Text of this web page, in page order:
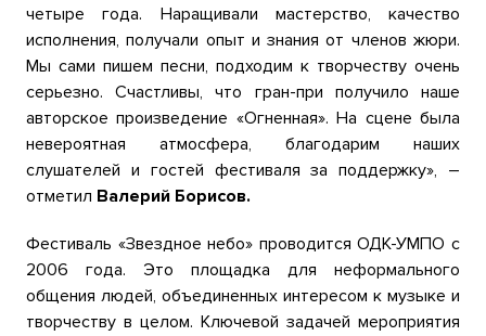
четыре года. Наращивали мастерство, качество
исполнения, получали опыт и знания от членов жюри.
Мы сами пишем песни, подходим к творчеству очень
серьезно. Счастливы, что гран-при получило наше
авторское произведение «Огненная». На сцене была
невероятная атмосфера, благодарим наших
слушателей и гостей фестиваляза поддержку», –
отметил Валерий Борисов.
Фестиваль «Звездное небо» проводится ОДК-УМПО с
2006 года. Это площадка для неформального
общения людей, объединенных интересом к музыке и
творчеству в целом. Ключевой задачей мероприятия